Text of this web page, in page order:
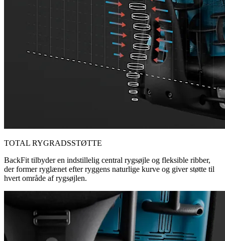
TOTAL RYGRADSSTØTTE
BackFit tilbyder en indstillelig central rygsøjle og fleksible ribber,
der former ryglænet efter ryggens naturlige kurve og giver støtte til
hvert område af rygsøjlen.